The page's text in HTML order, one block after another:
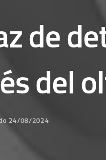
de
del
24/08/2024